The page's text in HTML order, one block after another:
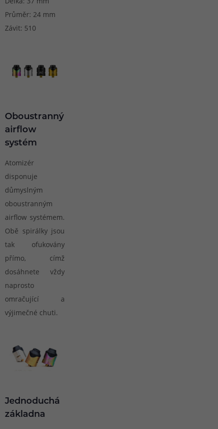
Průměr: 24 mm
Závit: 510
Oboustranný
airflow
systém
Atomizér
disponuje
důmyslným
oboustranným
airflow systémem.
Obě spirálky jsou
tak ofukovány
přímo, címž
dosáhnete vždy
naprosto
omračující a
výjimečné chuti.
Jednoduchá
základna